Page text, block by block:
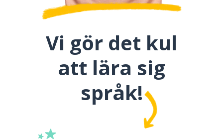
Vi gör det kul
att lära sig
språk!